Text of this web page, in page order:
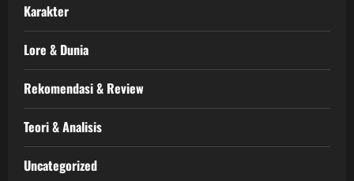
Karakter
Lore & Dunia
Rekomendasi & Review
Teori & Analisis
Uncategorized